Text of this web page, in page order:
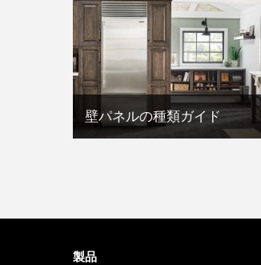
壁パネルの種類ガイド
製品